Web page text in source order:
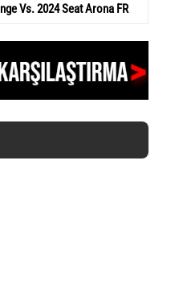
Vs. 2024 Seat Arona FR